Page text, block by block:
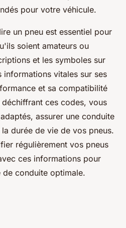
pour votre véhicule.
un pneu est essentiel pour
soient amateurs ou
et les symboles sur
informations vitales sur ses
et sa compatibilité
ces codes, vous
assurer une conduite
durée de vie de vos pneus.
régulièrement vos pneus
ces informations pour
conduite optimale.